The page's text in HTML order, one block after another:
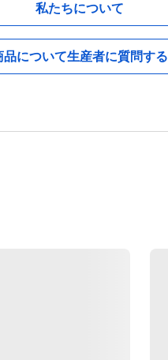
私たちについて
品について生産者に質問する